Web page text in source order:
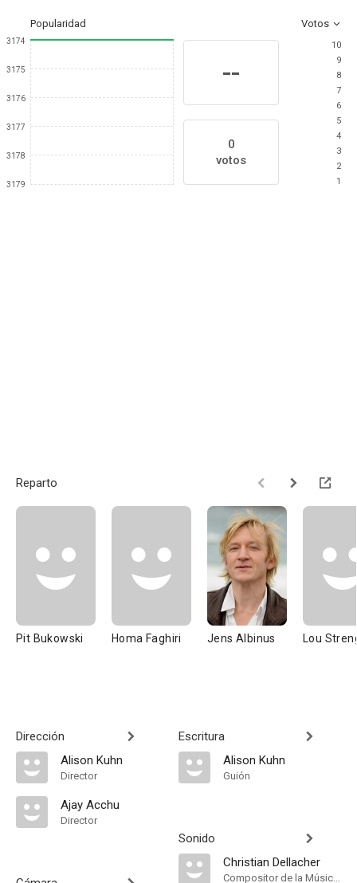
Popularidad Votos
3174
3175
3176
3177
3178
3179
--
0
votos
10
9
8
7
6
5
4
3
2
1
Reparto
Pit Bukowski Homa Faghiri Jens Albinus Lou
Dirección
Alison Kuhn
Director
Ajay Acchu
Director
Escritura
Alison Kuhn
Guión
Sonido
Christian Dellacher
Compositor de la Música Original